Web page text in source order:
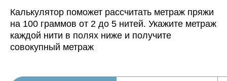
Калькулятор поможет рассчитать метраж пряжи
на 100 граммов от 2 до 5 нитей. Укажите метраж
каждой нити в полях ниже и получите
совокупный метраж